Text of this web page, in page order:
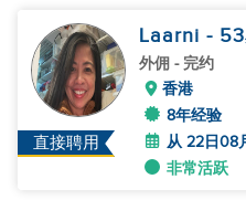
直接聘用
Laarni - 53
外佣 - 完约
香港
8年经验
从 22日08
非常活跃